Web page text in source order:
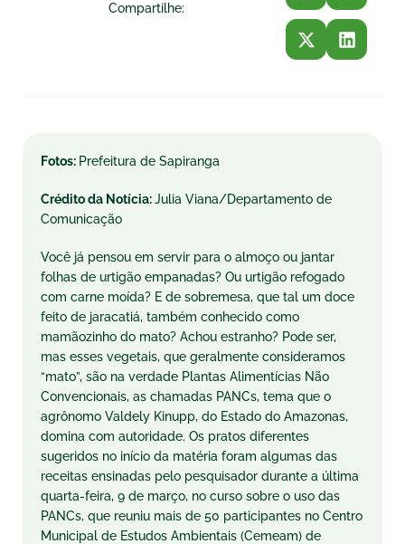
Compartilhe:
Fotos: Prefeitura de Sapiranga
Crédito da Notícia:Julia Viana/Departamento de
Comunicação
Você já pensou em servir para o almoço ou jantar
folhas de urtigão empanadas? Ou urtigão refogado
com carne moída? E de sobremesa, que tal um doce
feito de jaracatiá, também conhecido como
mamãozinho do mato? Achou estranho? Pode ser,
mas esses vegetais, que geralmente consideramos
“mato”, são na verdade Plantas Alimentícias Não
Convencionais, as chamadas PANCs, tema que o
agrônomo Valdely Kinupp, do Estado do Amazonas,
domina com autoridade. Os pratos diferentes
sugeridos no início da matéria foram algumas das
receitas ensinadas pelo pesquisador durante a última
quarta-feira, 9 de março, no curso sobre o uso das
PANCs, que reuniu mais de 50 participantes no Centro
Municipal de Estudos Ambientais (Cemeam) de